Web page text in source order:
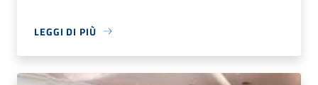
LEGGI DI PIÙ